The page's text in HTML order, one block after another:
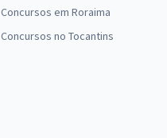
Concursos em Roraima
Concursos no Tocantins